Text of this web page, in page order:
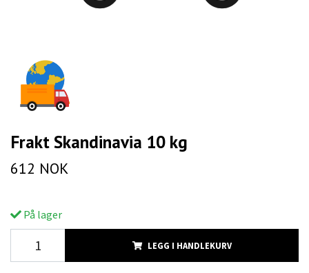
Frakt Skandinavia 10 kg
612 NOK
På lager
LEGG I HANDLEKURV